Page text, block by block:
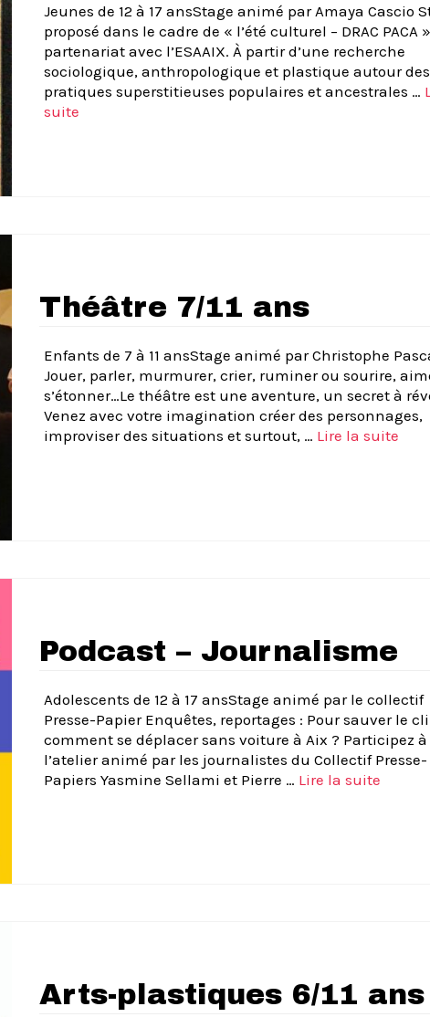
Jeunes de 12 à 17 ansStage animé par Amaya Cascio
proposé dans le cadre de « l’été culturel – DRAC PACA
partenariat avec l’ESAAIX. À partir d’une recherche
sociologique, anthropologique et plastique autour des
pratiques superstitieuses populaires et ancestrales …
suite­­
Théâtre 7/11 ans
Enfants de 7 à 11 ansStage animé par Christophe
Jouer, parler, murmurer, crier, ruminer ou sourire,
s’étonner…Le théâtre est une aventure, un secret à
Venez avec votre imagination créer des personnages,
improviser des situations et surtout, … Lire la suite­­
Podcast – Journalisme
Adolescents de 12 à 17 ansStage animé par le collectif
Presse-Papier Enquêtes, reportages : Pour sauver le
comment se déplacer sans voiture à Aix ? Participez à
l’atelier animé par les journalistes du Collectif Presse-
Papiers Yasmine Sellami et Pierre … Lire la suite­­
Arts-plastiques 6/11 ans